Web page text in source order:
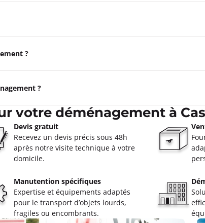
?
?
votre déménagement à
Devis gratuit
Recevez un devis précis sous 48h
après notre visite technique à votre
domicile.
Manutention spécifiques
Expertise et équipements adaptés
pour le transport d’objets lourds,
fragiles ou encombrants.